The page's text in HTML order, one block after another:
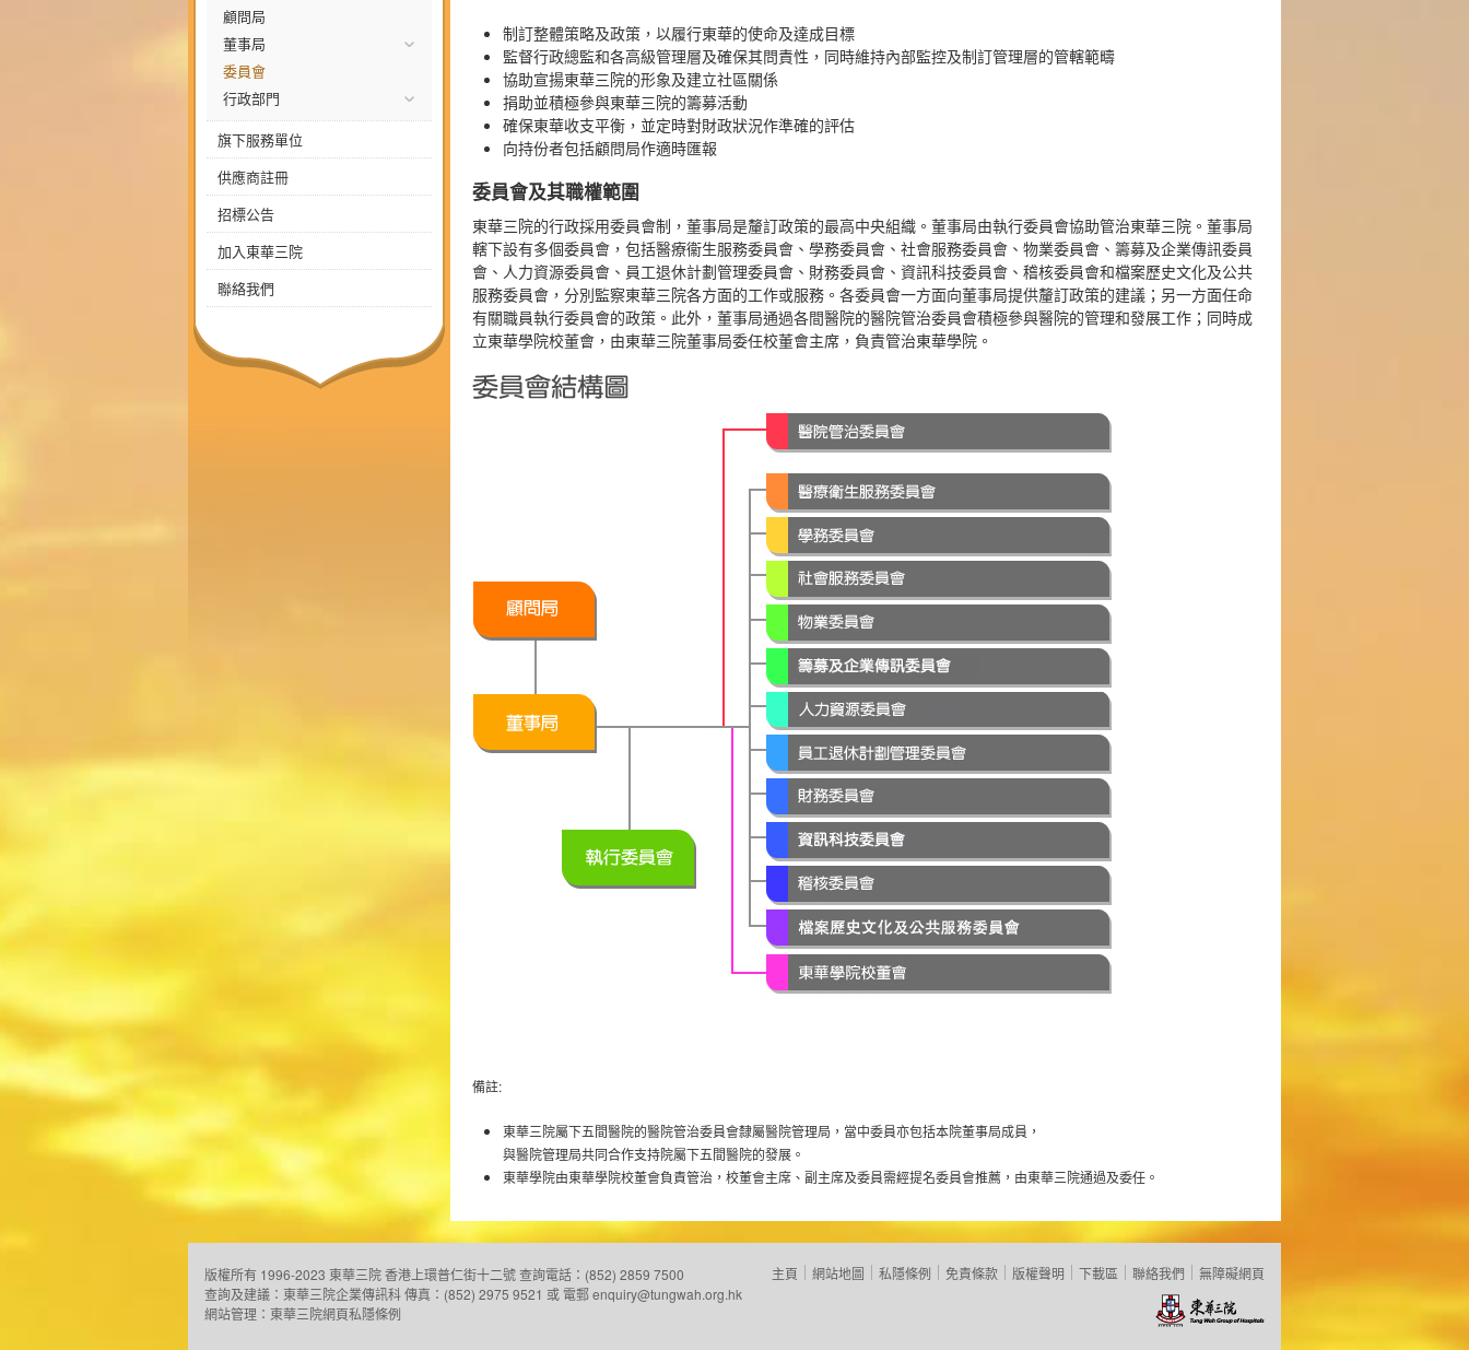
顧問局
董事局
委員會
行政部門
旗下服務單位
供應商註冊
招標公告
加入東華三院
聯絡我們
制訂整體策略及政策，以履行東華的使命及達成目標
監督行政總監和各高級管理層及確保其問責性，同時維持內部監控及制訂管理層的管轄範疇
協助宣揚東華三院的形象及建立社區關係
捐助並積極參與東華三院的籌募活動
確保東華收支平衡，並定時對財政狀況作準確的評估
向持份者包括顧問局作適時匯報
委員會及其職權範圍
東華三院的行政採用委員會制，董事局是釐訂政策的最高中央組織。董事局由執行委員會協助管治東華三院。董事局
轄下設有多個委員會，包括醫療衞生服務委員會、學務委員會、社會服務委員會、物業委員會、籌募及企業傳訊委員
會、人力資源委員會、員工退休計劃管理委員會、財務委員會、資訊科技委員會、稽核委員會和檔案歷史文化及公共
服務委員會，分別監察東華三院各方面的工作或服務。各委員會一方面向董事局提供釐訂政策的建議；另一方面任命
有關職員執行委員會的政策。此外，董事局通過各間醫院的醫院管治委員會積極參與醫院的管理和發展工作；同時成
立東華學院校董會，由東華三院董事局委任校董會主席，負責管治東華學院。
備註:
東華三院屬下五間醫院的醫院管治委員會隸屬醫院管理局，當中委員亦包括本院董事局成員，
與醫院管理局共同合作支持院屬下五間醫院的發展。
東華學院由東華學院校董會負責管治，校董會主席、副主席及委員需經提名委員會推薦，由東華三院通過及委任。
版權所有 1996-2023 東華三院香港上環普仁街十二號查詢電話：(852) 2859 7500
查詢及建議： 東華三院企業傳訊科傳真：(852) 2975 9521 或 電郵enquiry@tungwah.org.hk
網站管理： 東華三院網頁私隱條例
主頁 網站地圖 私隱條例 免責條款 版權聲明 下載區 聯絡我們 無障礙網頁